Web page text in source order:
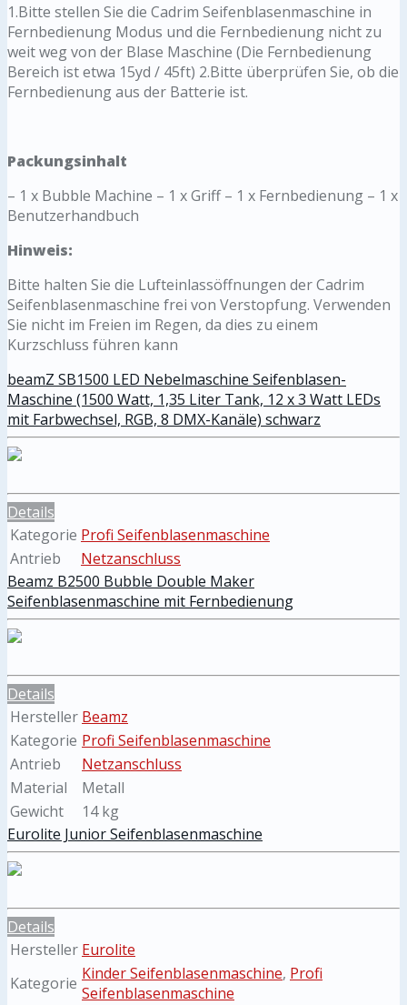
1.Bitte stellen Sie die Cadrim Seifenblasenmaschine in
Fernbedienung Modus und die Fernbedienung nicht zu
weit weg von der Blase Maschine (Die Fernbedienung
Bereich ist etwa 15yd / 45ft) 2.Bitte überprüfen Sie, ob die
Fernbedienung aus der Batterie ist.
Packungsinhalt
– 1 x Bubble Machine – 1 x Griff – 1 x Fernbedienung – 1 x
Benutzerhandbuch
Hinweis:
Bitte halten Sie die Lufteinlassöffnungen der Cadrim
Seifenblasenmaschine frei von Verstopfung. Verwenden
Sie nicht im Freien im Regen, da dies zu einem
Kurzschluss führen kann
beamZ SB1500 LED Nebelmaschine Seifenblasen-
Maschine (1500 Watt, 1,35 Liter Tank, 12 x 3 Watt LEDs
mit Farbwechsel, RGB, 8 DMX-Kanäle) schwarz
Details
Kategorie Profi Seifenblasenmaschine
Antrieb
Netzanschluss
Beamz B2500 Bubble Double Maker
Seifenblasenmaschine mit Fernbedienung
Details
Hersteller Beamz
Kategorie Profi Seifenblasenmaschine
Antrieb
Netzanschluss
Material
Metall
Gewicht
14 kg
Eurolite Junior Seifenblasenmaschine
Details
Hersteller Eurolite
Kategorie Kinder Seifenblasenmaschine, Profi
Seifenblasenmaschine